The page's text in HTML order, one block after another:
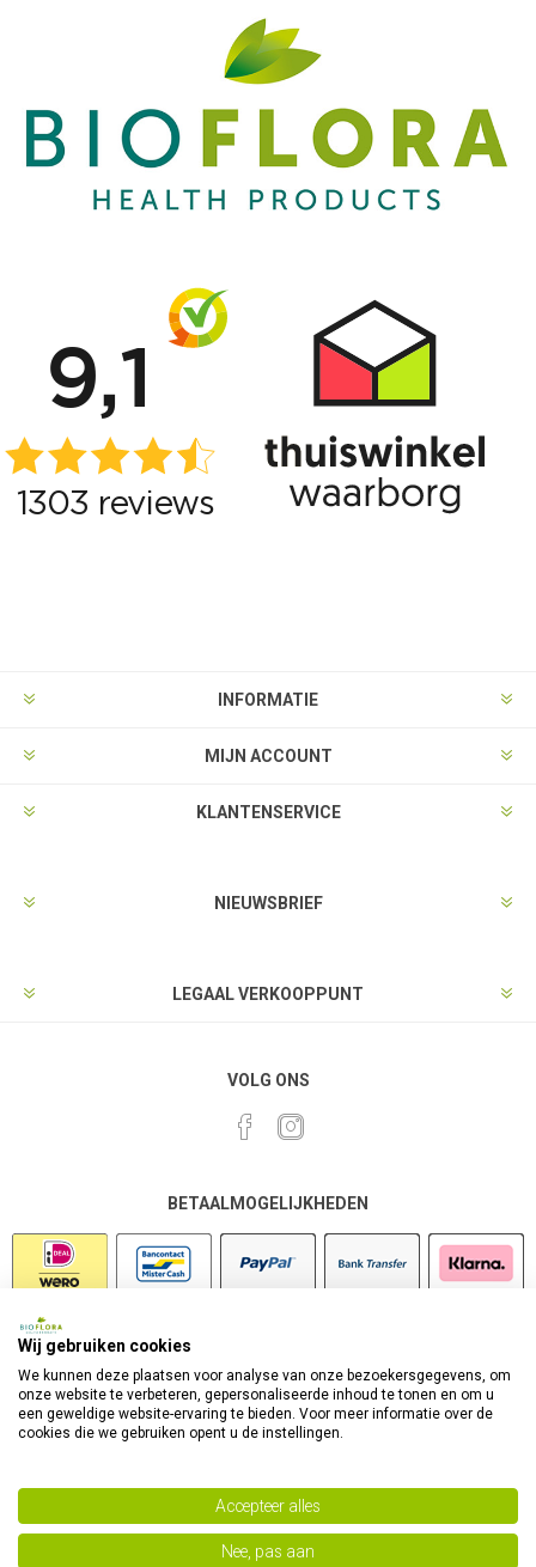
INFORMATIE
MIJN ACCOUNT
KLANTENSERVICE
NIEUWSBRIEF
LEGAAL VERKOOPPUNT
VOLG ONS
BETAALMOGELIJKHEDEN
Powered bynopCommerce
Wij gebruiken cookies
We kunnen deze plaatsen voor analyse van onze bezoekersgegevens, om
onze website te verbeteren, gepersonaliseerde inhoud te tonen en om u
een geweldige website-ervaring te bieden. Voor meer informatie over de
cookies die we gebruiken opent u de instellingen.
Accepteer alles
Nee, pas aan